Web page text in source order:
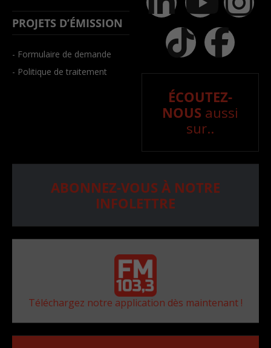
PROJETS D’ÉMISSION
- Formulaire de demande
- Politique de traitement
ÉCOUTEZ-
NOUS aussi
sur..
ABONNEZ-VOUS À NOTRE
INFOLETTRE
Téléchargez notre application dès maintenant !